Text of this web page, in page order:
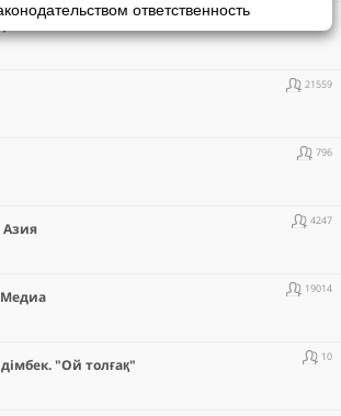
ответственность
в Великой Отечественной войне
21559
796
4247
19014
"Ой толғақ"
10